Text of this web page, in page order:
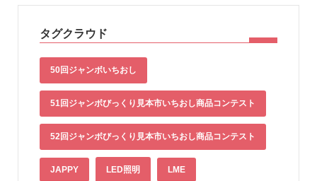
タグクラウド
50回ジャンボいちおし
51回ジャンボびっくり見本市いちおし商品コンテスト
52回ジャンボびっくり見本市いちおし商品コンテスト
JAPPY LED照明 LME